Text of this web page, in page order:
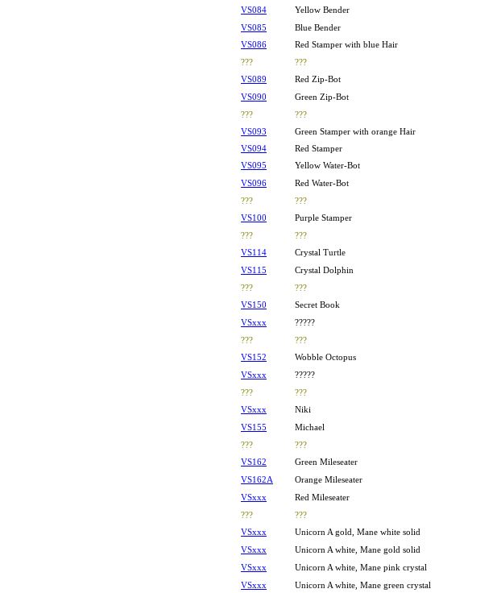
VS084
Yellow Bender
VS085
Blue Bender
VS086
Red Stamper with blue Hair
???
???
VS089
Red Zip-Bot
VS090
Green Zip-Bot
???
???
VS093
Green Stamper with orange Hair
VS094
Red Stamper
VS095
Yellow Water-Bot
VS096
Red Water-Bot
???
???
VS100
Purple Stamper
???
???
VS114
Crystal Turtle
VS115
Crystal Dolphin
???
???
VS150
Secret Book
VSxxx
?????
???
???
VS152
Wobble Octopus
VSxxx
?????
???
???
VSxxx
Niki
VS155
Michael
???
???
VS162
Green Mileseater
VS162A
Orange Mileseater
VSxxx
Red Mileseater
???
???
VSxxx Unicorn A gold, Mane white solid
VSxxx Unicorn A white, Mane gold solid
VSxxx Unicorn A white, Mane pink crystal
VSxxx Unicorn A white, Mane green crystal